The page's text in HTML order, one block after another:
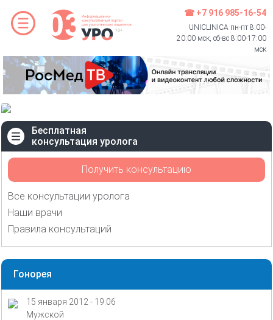
☎ +7 916 985-16-54
UNICLINICA пн-пт 8:00-
20:00 мск, сб-вс 8:00-17:00
мск
Бесплатная
консультация уролога
Получить консультацию
Все консультации уролога
Наши врачи
Правила консультаций
Гонорея
15 января 2012 - 19:06
Мужской